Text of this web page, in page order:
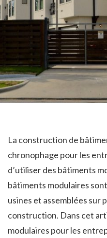
La construction de
chronophage pour les
d’utiliser des bâtiments
bâtiments modulaires
usines et assemblées sur
construction. Dans cet
modulaires pour les